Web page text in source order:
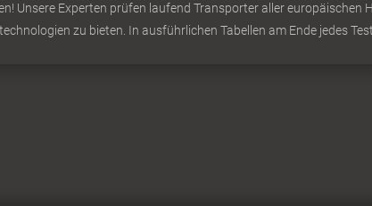
Unsere Experten prüfen laufend Transporter aller europäischen
zu bieten. In ausführlichen Tabellen am Ende jedes